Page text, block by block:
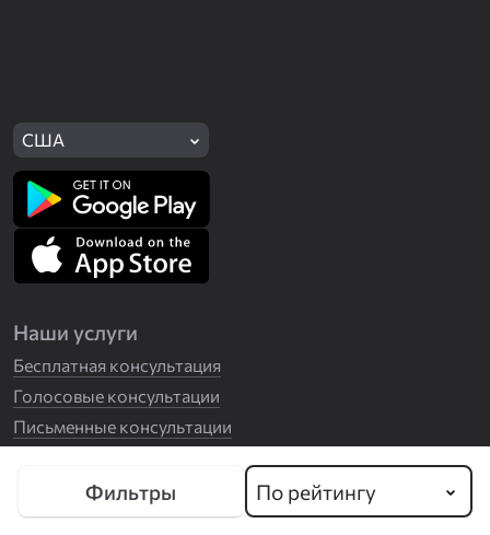
Фильтры По рейтингу
США
Наши услуги
Бесплатная консультация
Голосовые консультации
Письменные консультации
Проверить качество услуг